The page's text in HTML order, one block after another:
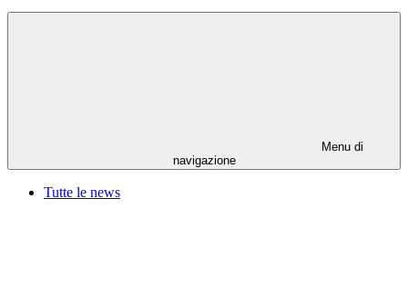
Menu di
navigazione
Tutte le news